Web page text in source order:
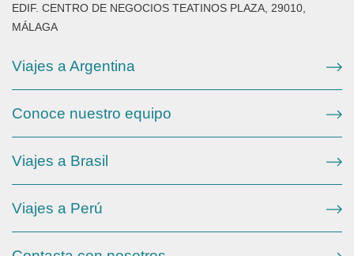
EDIF. CENTRO DE NEGOCIOS TEATINOS PLAZA, 29010,
MÁLAGA
Viajes a Argentina
Conoce nuestro equipo
Viajes a Brasil
Viajes a Perú